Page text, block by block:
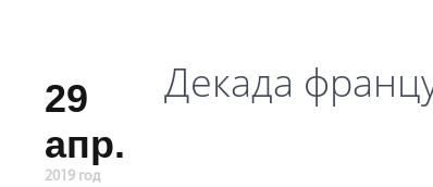
29
апр.
2019 год
Декада